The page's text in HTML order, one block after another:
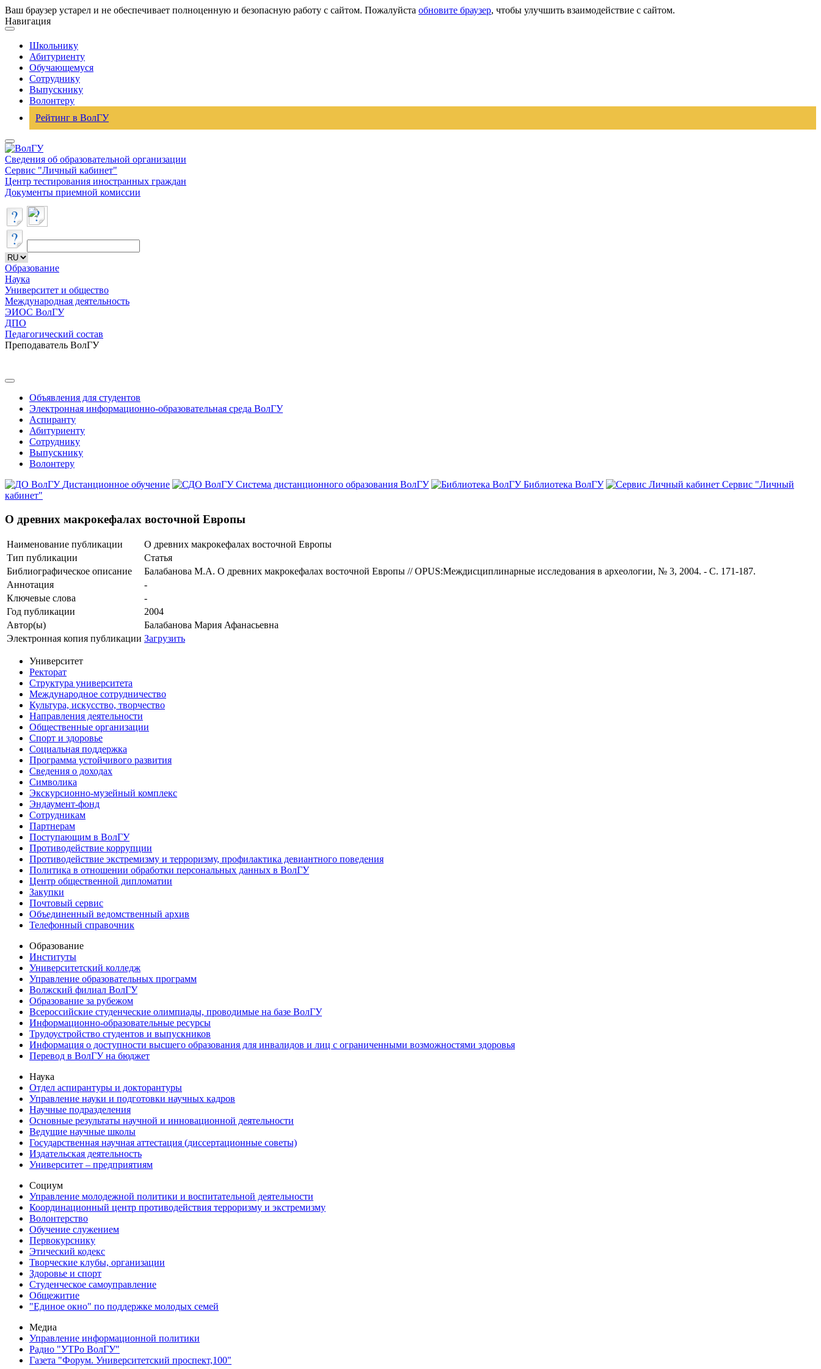
Ваш браузер устарел и не обеспечивает полноценную и безопасную работу с сайтом. Пожалуйста обновите браузер, чтобы улучшить взаимодействие с сайтом.
Навигация
Школьнику
Абитуриенту
Обучающемуся
Сотруднику
Выпускнику
Волонтеру
Рейтинг в ВолГУ
Сведения об образовательной организации
Сервис "Личный кабинет"
Центр тестирования иностранных граждан
Документы приемной комиссии
Образование
Наука
Университет и общество
Международная деятельность
ЭИОС ВолГУ
ДПО
Педагогический состав
Преподаватель ВолГУ
Объявления для студентов
Электронная информационно-образовательная среда ВолГУ
Аспиранту
Абитуриенту
Сотруднику
Выпускнику
Волонтеру
Дистанционное обучение
Система дистанционного образования ВолГУ Библиотека ВолГУ
Сервис "Личный
кабинет"
О древних макрокефалах восточной Европы
Наименование публикации
О древних макрокефалах восточной Европы
Тип публикации
Статья
Библиографическое описание
Балабанова М.А. О древних макрокефалах восточной Европы // OPUS:Междисциплинарные исследования в археологии, № 3, 2004. - С. 171-187.
Аннотация
-
Ключевые cлова
-
Год публикации
2004
Автор(ы)
Балабанова Мария Афанасьевна
Электронная копия публикации Загрузить
Университет
Ректорат
Структура университета
Международное сотрудничество
Культура, искусство, творчество
Направления деятельности
Общественные организации
Спорт и здоровье
Социальная поддержка
Программа устойчивого развития
Сведения о доходах
Символика
Экскурсионно-музейный комплекс
Эндаумент-фонд
Сотрудникам
Партнерам
Поступающим в ВолГУ
Противодействие коррупции
Противодействие экстремизму и терроризму, профилактика девиантного поведения
Политика в отношении обработки персональных данных в ВолГУ
Центр общественной дипломатии
Закупки
Почтовый сервис
Объединенный ведомственный архив
Телефонный справочник
Образование
Институты
Университетский колледж
Управление образовательных программ
Волжский филиал ВолГУ
Образование за рубежом
Всероссийские студенческие олимпиады, проводимые на базе ВолГУ
Информационно-образовательные ресурсы
Трудоустройство студентов и выпускников
Информация о доступности высшего образования для инвалидов и лиц с ограниченными возможностями здоровья
Перевод в ВолГУ на бюджет
Наука
Отдел аспирантуры и докторантуры
Управление науки и подготовки научных кадров
Научные подразделения
Основные результаты научной и инновационной деятельности
Ведущие научные школы
Государственная научная аттестация (диссертационные советы)
Издательская деятельность
Университет – предприятиям
Социум
Управление молодежной политики и воспитательной деятельности
Координационный центр противодействия терроризму и экстремизму
Волонтерство
Обучение служением
Первокурснику
Этический кодекс
Творческие клубы, организации
Здоровье и спорт
Студенческое самоуправление
Общежитие
"Единое окно" по поддержке молодых семей
Медиа
Управление информационной политики
Радио "УТРо ВолГУ"
Газета "Форум. Университетский проспект,100"